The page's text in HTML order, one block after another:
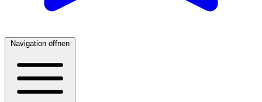
Navigation öffnen